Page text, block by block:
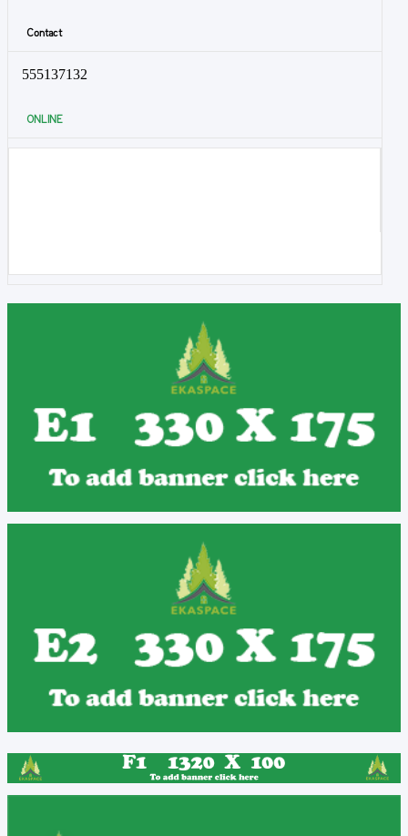
Contact
555137132
ONLINE